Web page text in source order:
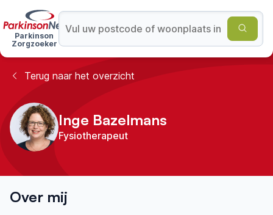
Parkinson
Zorgzoeker
Terug naar het overzicht
Inge Bazelmans
Fysiotherapeut
Over mij